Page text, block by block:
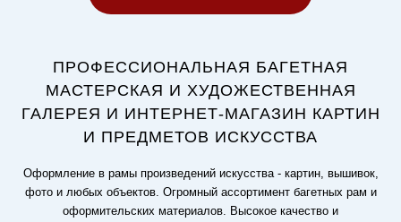
ПРОФЕССИОНАЛЬНАЯ БАГЕТНАЯ
МАСТЕРСКАЯ И ХУДОЖЕСТВЕННАЯ
ГАЛЕРЕЯ И ИНТЕРНЕТ-МАГАЗИН КАРТИН
И ПРЕДМЕТОВ ИСКУССТВА
Оформление в рамы произведений искусства - картин, вышивок,
фото и любых объектов. Огромный ассортимент багетных рам и
оформительских материалов. Высокое качество и